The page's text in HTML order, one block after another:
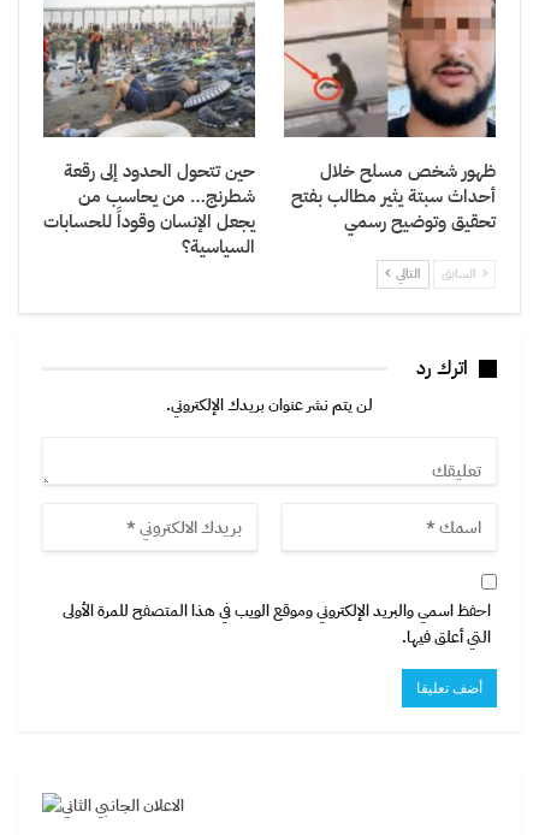
ظهور شخص مسلح خلال
أحداث سبتة يثير مطالب بفتح
تحقيق وتوضيح رسمي
حين تتحول الحدود إلى رقعة
شطرنج… من يحاسب من
يجعل الإنسان وقوداً للحسابات
السياسية؟
السابق التالي
اترك رد
لن يتم نشر عنوان بريدك الإلكتروني.
احفظ اسمي والبريد الإلكتروني وموقع الويب في هذا المتصفح للمرة الأولى
التي أعلق فيها.